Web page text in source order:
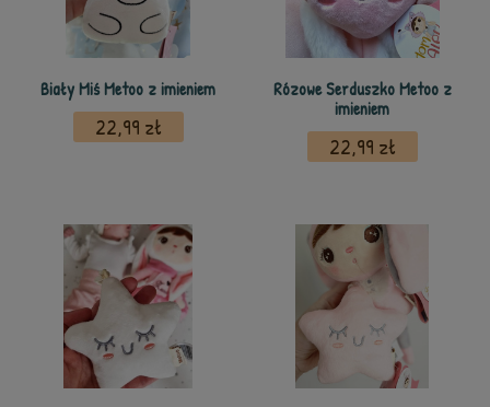
Biały Miś Metoo z imieniem
22,99 zł
Rózowe Serduszko Metoo z
imieniem
22,99 zł